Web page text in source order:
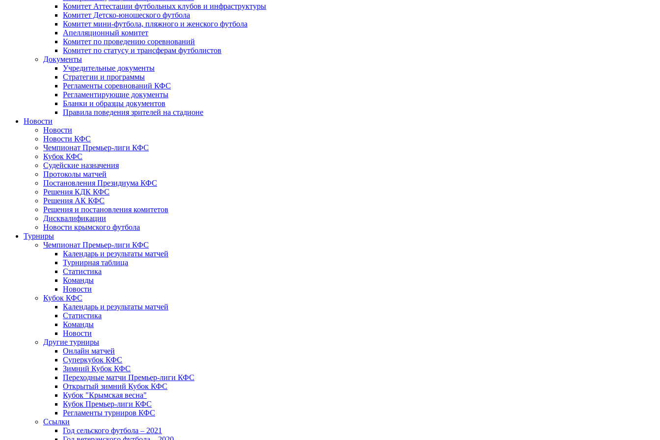
Комитет Аттестации футбольных клубов и инфраструктуры
Комитет Детско-юношеского футбола
Комитет мини-футбола, пляжного и женского футбола
Апелляционный комитет
Комитет по проведению соревнований
Комитет по статусу и трансферам футболистов
Документы
Учредительные документы
Стратегии и программы
Регламенты соревнований КФС
Регламентирующие документы
Бланки и образцы документов
Правила поведения зрителей на стадионе
Новости
Новости
Новости КФС
Чемпионат Премьер-лиги КФС
Кубок КФС
Судейские назначения
Протоколы матчей
Постановления Президиума КФС
Решения КДК КФС
Решения АК КФС
Решения и постановления комитетов
Дисквалификации
Новости крымского футбола
Турниры
Чемпионат Премьер-лиги КФС
Календарь и результаты матчей
Турнирная таблица
Статистика
Команды
Новости
Кубок КФС
Календарь и результаты матчей
Статистика
Команды
Новости
Другие турниры
Онлайн матчей
Суперкубок КФС
Зимний Кубок КФС
Переходные матчи Премьер-лиги КФС
Открытый зимний Кубок КФС
Кубок "Крымская весна"
Кубок Премьер-лиги КФС
Регламенты турниров КФС
Ссылки
Год сельского футбола – 2021